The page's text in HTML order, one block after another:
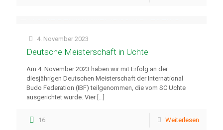
4. November 2023
Deutsche Meisterschaft in Uchte
Am 4. November 2023 haben wir mit Erfolg an der
diesjährigen Deutschen Meisterschaft der International
Budo Federation (IBF) teilgenommen, die vom SC Uchte
ausgerichtet wurde. Vier[…]
16 Weiterlesen